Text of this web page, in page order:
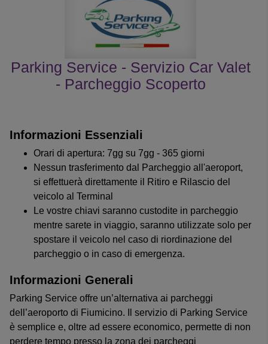
Parking Service - Servizio Car Valet
- Parcheggio Scoperto
Informazioni Essenziali
Orari di apertura: 7gg su 7gg - 365 giorni
Nessun trasferimento dal Parcheggio all'aeroport,
si effettuerà direttamente il Ritiro e Rilascio del
veicolo al Terminal
Le vostre chiavi saranno custodite in parcheggio
mentre sarete in viaggio, saranno utilizzate solo per
spostare il veicolo nel caso di riordinazione del
parcheggio o in caso di emergenza.
Informazioni Generali
Parking Service offre un’alternativa ai parcheggi
dell’aeroporto di Fiumicino. Il servizio di Parking Service
è semplice e, oltre ad essere economico, permette di non
perdere tempo presso la zona dei parcheggi